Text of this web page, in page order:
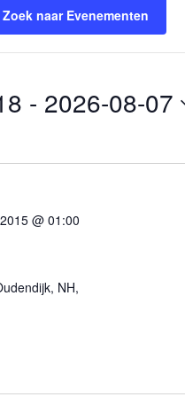
Zoek naar Evenementen
- 2026-08-07
@ 01:00
NH,